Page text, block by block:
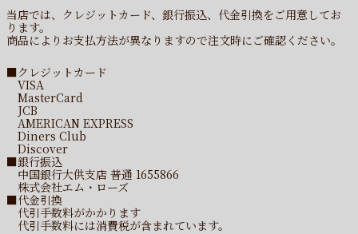
当店では、クレジットカード、銀行振込、代金引換をご用意してお
ります。
商品によりお支払方法が異なりますので注文時にご確認ください。
■クレジットカード
VISA
MasterCard
JCB
AMERICAN EXPRESS
Diners Club
Discover
■銀行振込
中国銀行大供支店 普通 1655866
株式会社エム・ローズ
■代金引換
代引手数料がかかります
代引手数料には消費税が含まれています。